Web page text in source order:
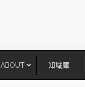
ABOUT 知識庫